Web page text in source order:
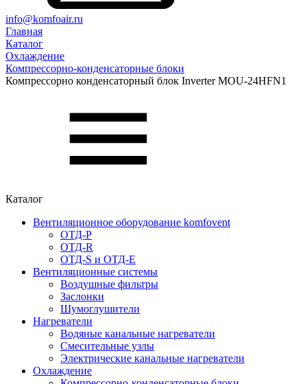
info@komfoair.ru
Главная
Каталог
Охлаждение
Компрессорно-конденсаторные блоки
Компрессорно конденсаторный блок Inverter MOU-24HFN1
Каталог
Вентиляционное оборудование komfovent
ОТД-P
ОТД-R
ОТД-S и ОТД-E
Вентиляционные системы
Воздушные фильтры
Заслонки
Шумоглушители
Нагреватели
Водяные канальные нагреватели
Смесительные узлы
Электрические канальные нагреватели
Охлаждение